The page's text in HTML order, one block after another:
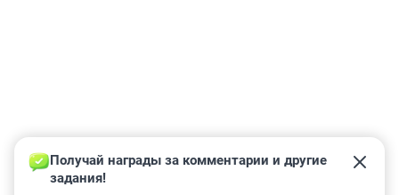
Получай награды за комментарии и другие
задания!